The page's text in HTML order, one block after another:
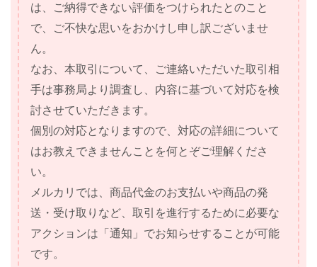
は、ご納得できない評価をつけられたとのこと
で、ご不快な思いをおかけし申し訳ございませ
ん。
なお、本取引について、ご連絡いただいた取引相
手は事務局より調査し、内容に基づいて対応を検
討させていただきます。
個別の対応となりますので、対応の詳細について
はお教えできませんことを何とぞご理解くださ
い。
メルカリでは、商品代金のお支払いや商品の発
送・受け取りなど、取引を進行するために必要な
アクションは「通知」でお知らせすることが可能
です。